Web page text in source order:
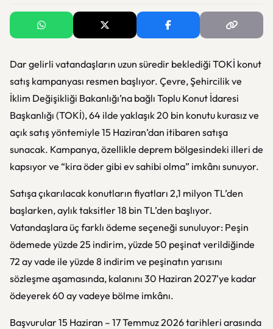
Dar gelirli vatandaşların uzun süredir beklediği TOKİ konut
satış kampanyası resmen başlıyor. Çevre, Şehircilik ve
İklim Değişikliği Bakanlığı’na bağlı Toplu Konut İdaresi
Başkanlığı (TOKİ), 64 ilde yaklaşık 20 bin konutu kurasız ve
açık satış yöntemiyle 15 Haziran’dan itibaren satışa
sunacak. Kampanya, özellikle deprem bölgesindeki illeri de
kapsıyor ve “kira öder gibi ev sahibi olma” imkânı sunuyor.
Satışa çıkarılacak konutların fiyatları 2,1 milyon TL’den
başlarken, aylık taksitler 18 bin TL’den başlıyor.
Vatandaşlara üç farklı ödeme seçeneği sunuluyor: Peşin
ödemede yüzde 25 indirim, yüzde 50 peşinat verildiğinde
72 ay vade ile yüzde 8 indirim ve peşinatın yarısını
sözleşme aşamasında, kalanını 30 Haziran 2027’ye kadar
ödeyerek 60 ay vadeye bölme imkânı.
Başvurular 15 Haziran – 17 Temmuz 2026 tarihleri arasında